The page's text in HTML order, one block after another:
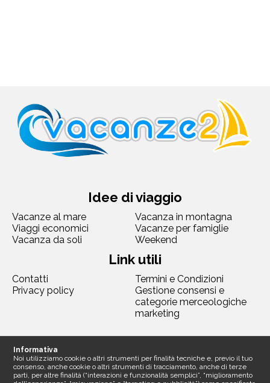
Idee di viaggio
Vacanze al mare
Vacanza in montagna
Viaggi economici
Vacanze per famiglie
Vacanza da soli
Weekend
Link utili
Contatti
Termini e Condizioni
Privacy policy
Gestione consensi e
categorie merceologiche
marketing
Informativa
Noi utilizziamo cookie o altri strumenti per finalità tecniche e, previo il tuo
consenso, anche cookie o altri strumenti di tracciamento, anche di terze
parti, per altre finalità (“interazioni e funzionalità semplici”, “miglioramento